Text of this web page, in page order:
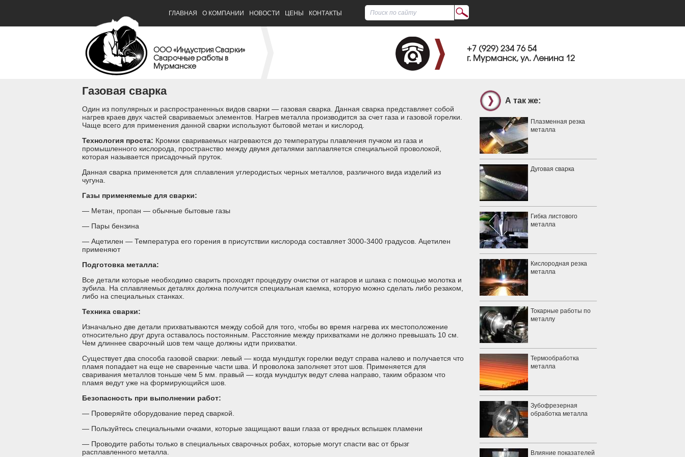
ГЛАВНАЯ О КОМПАНИИ НОВОСТИ ЦЕНЫ КОНТАКТЫ
ООО «Индустрия Сварки»
Сварочные работы в
Мурманске
+7 (929) 234 76 54
г. Мурманск, ул. Ленина 12
Газовая сварка
Один из популярных и распространенных видов сварки — газовая сварка. Данная сварка представляет собой
нагрев краев двух частей свариваемых элементов. Нагрев металла производится за счет газа и газовой горелки.
Чаще всего для применения данной сварки используют бытовой метан и кислород.
Технология проста: Кромки свариваемых нагреваются до температуры плавления пучком из газа и
промышленного кислорода, пространство между двумя деталями заплавляется специальной проволокой,
которая называется присадочный пруток.
Данная сварка применяется для сплавления углеродистых черных металлов, различного вида изделий из
чугуна.
Газы применяемые для сварки:
— Метан, пропан — обычные бытовые газы
— Пары бензина
— Ацетилен — Температура его горения в присутствии кислорода составляет 3000-3400 градусов. Ацетилен
применяют
Подготовка металла:
Все детали которые необходимо сварить проходят процедуру очистки от нагаров и шлака с помощью молотка и
зубила. На сплавляемых деталях должна получится специальная каемка, которую можно сделать либо резаком,
либо на специальных станках.
Техника сварки:
Изначально две детали прихватываются между собой для того, чтобы во время нагрева их местоположение
относительно друг друга оставалось постоянным. Расстояние между прихватками не должно превышать 10 см.
Чем длиннее сварочный шов тем чаще должны идти прихватки.
Существует два способа газовой сварки: левый — когда мундштук горелки ведут справа налево и получается что
пламя попадает на еще не сваренные части шва. И проволока заполняет этот шов. Применяется для
сваривания металлов тоньше чем 5 мм. правый — когда мундштук ведут слева направо, таким образом что
пламя ведут уже на формирующийся шов.
Безопасность при выполнении работ:
— Проверяйте оборудование перед сваркой.
— Пользуйтесь специальными очками, которые защищают ваши глаза от вредных вспышек пламени
— Проводите работы только в специальных сварочных робах, которые могут спасти вас от брызг
расплавленного металла.
А так же:
Плазменная резка
металла
Дуговая сварка
Гибка листового
металла
Кислородная резка
металла
Токарные работы по
металлу
Термообработка
металла
Зубофрезерная
обработка металла
Влияние показателей